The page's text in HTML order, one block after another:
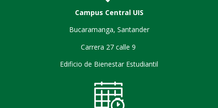
Campus Central UIS
Bucaramanga, Santander
Carrera 27 calle 9
Edificio de Bienestar Estudiantil